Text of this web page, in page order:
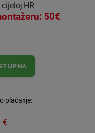
HR
50€
plaćanje:
€